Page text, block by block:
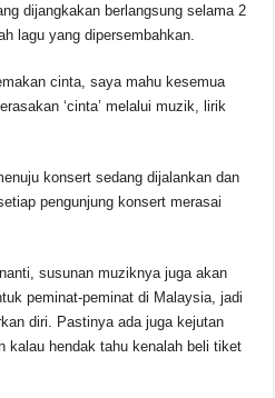
dijangkakan berlangsung selama 2
lagu yang dipersembahkan.
cinta, saya mahu kesemua
‘cinta’ melalui muzik, lirik
konsert sedang dijalankan dan
pengunjung konsert merasai
susunan muziknya juga akan
peminat-peminat di Malaysia, jadi
diri. Pastinya ada juga kejutan
kalau hendak tahu kenalah beli tiket